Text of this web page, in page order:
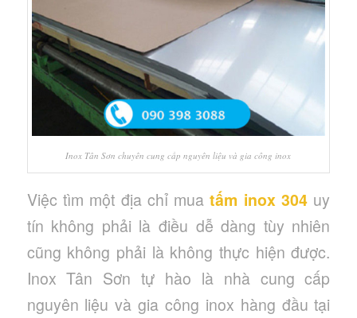
Inox Tân Sơn chuyên cung cấp nguyên liệu và gia công inox
Việc tìm một địa chỉ mua tấm inox 304 uy
tín không phải là điều dễ dàng tùy nhiên
cũng không phải là không thực hiện được.
Inox Tân Sơn tự hào là nhà cung cấp
nguyên liệu và gia công inox hàng đầu tại